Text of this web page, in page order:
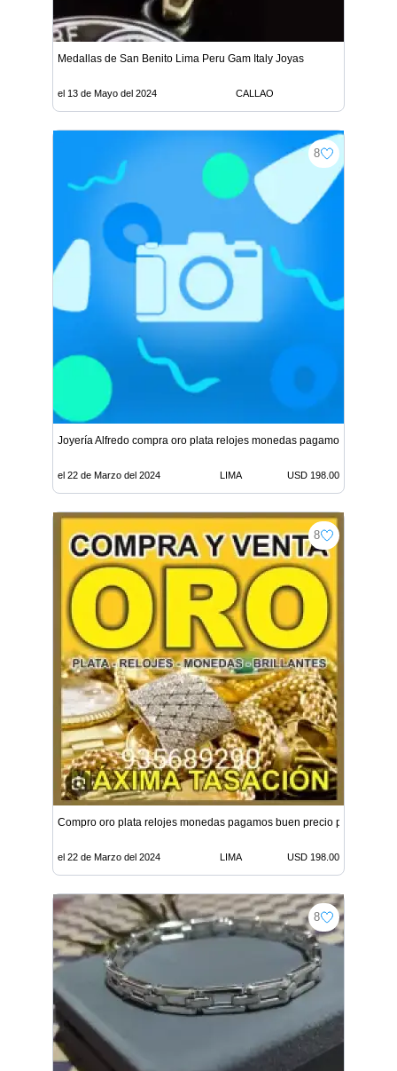
Medallas de San Benito Lima Peru Gam Italy Joyas
el 13 de Mayo del 2024 CALLAO
8
Joyería Alfredo compra oro plata relojes monedas pagamos buen
el 22 de Marzo del 2024 LIMA USD 198.00
8
Compro oro plata relojes monedas pagamos buen precio por gramo
el 22 de Marzo del 2024 LIMA USD 198.00
8